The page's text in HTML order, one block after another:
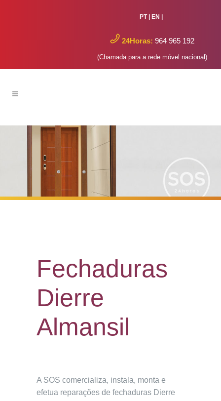
PT| EN
24Horas: 964 965 192
(Chamada para a rede móvel nacional)
Fechaduras
Dierre
Almansil
A SOS comercializa, instala, monta e
efetua reparações de fechaduras Dierre